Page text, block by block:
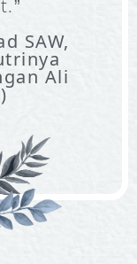
SAW,
Ali